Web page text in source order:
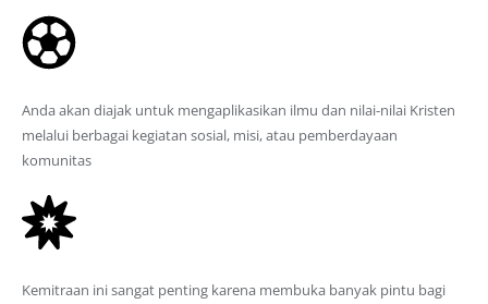
Anda akan diajak untuk mengaplikasikan ilmu dan nilai-nilai Kristen
melalui berbagai kegiatan sosial, misi, atau pemberdayaan
komunitas
Kemitraan ini sangat penting karena membuka banyak pintu bagi